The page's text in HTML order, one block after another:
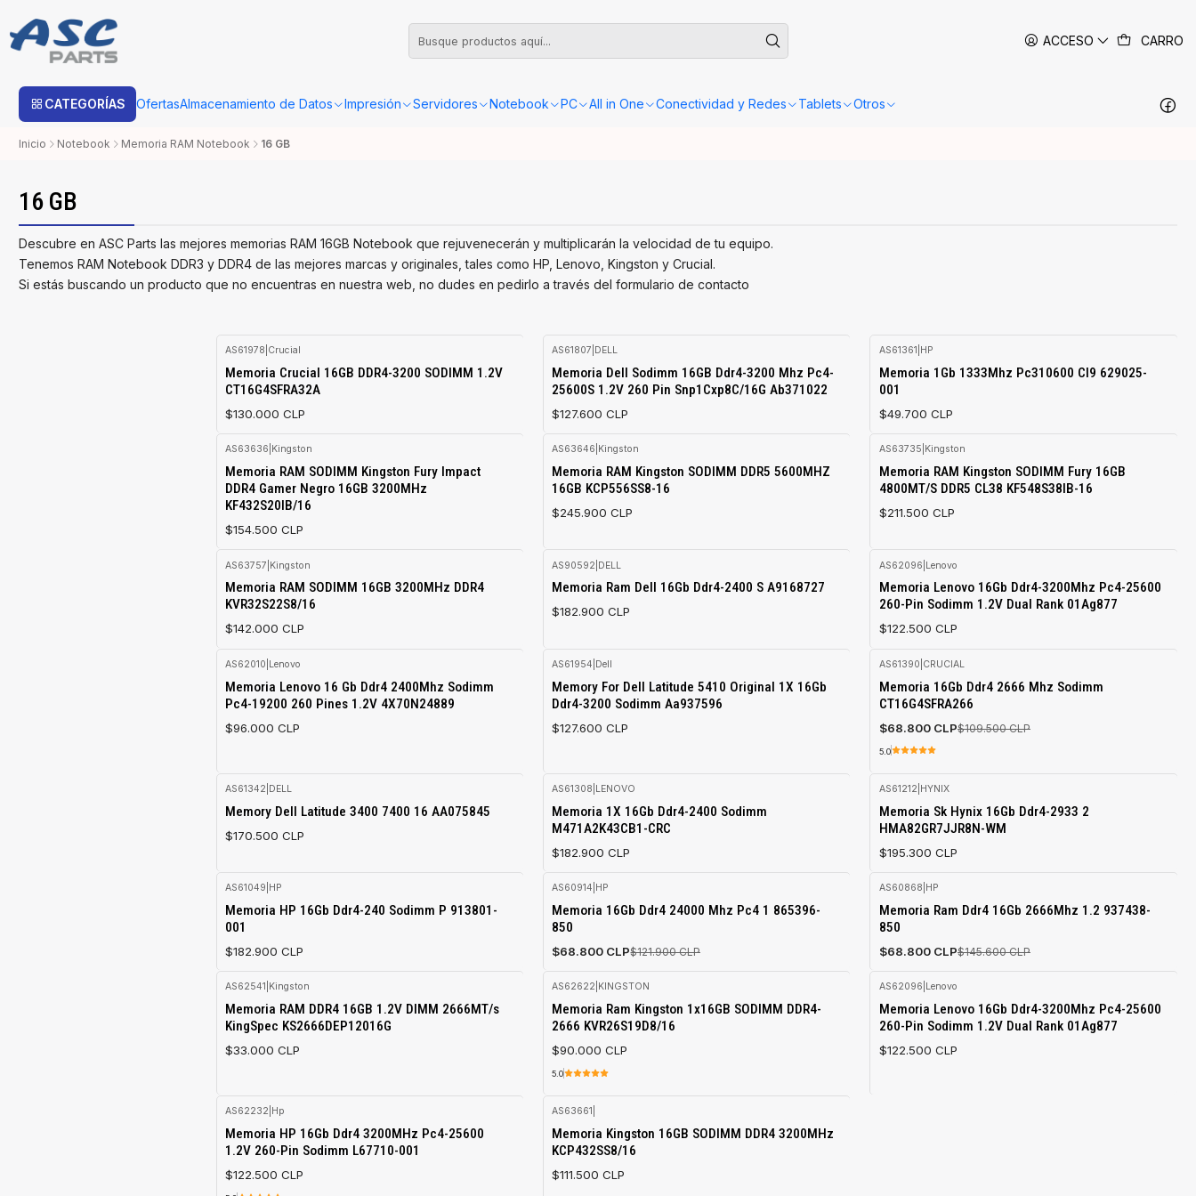
ACCESO CARRO
CATEGORÍAS OfertasAlmacenamiento de Datos Impresión Servidores Notebook PC All in One Conectividad y Redes Tablets Otros
Estimado cliente: Una vez su compra sea procesada con Boleta o Factura, la confirmación de retiro o envío se gestionará dentro de las siguientes 24-48 horas hábiles en Santiago.
Inicio Notebook Memoria RAM Notebook 16 GB
16 GB
Descubre en ASC Parts las mejores memorias RAM 16GB Notebook que rejuvenecerán y multiplicarán la velocidad de tu equipo.
Tenemos RAM Notebook DDR3 y DDR4 de las mejores marcas y originales, tales como HP, Lenovo, Kingston y Crucial.
Si estás buscando un producto que no encuentras en nuestra web, no dudes en pedirlo a través del formulario de contacto
AS61978 Crucial
Memoria Crucial 16GB DDR4-3200 SODIMM 1.2V
CT16G4SFRA32A
$130.000 CLP
AS61807 DELL
Memoria Dell Sodimm 16GB Ddr4-3200 Mhz Pc4-
25600S 1.2V 260 Pin Snp1Cxp8C/16G Ab371022
$127.600 CLP
AS61361 HP
Memoria 1Gb 1333Mhz Pc310600 Cl9 629025-
001
$49.700 CLP
AS63636 Kingston
Memoria RAM SODIMM Kingston Fury Impact
DDR4 Gamer Negro 16GB 3200MHz
KF432S20IB/16
$154.500 CLP
AS63646 Kingston
Memoria RAM Kingston SODIMM DDR5 5600MHZ
16GB KCP556SS8-16
$245.900 CLP
AS63735 Kingston
Memoria RAM Kingston SODIMM Fury 16GB
4800MT/S DDR5 CL38 KF548S38IB-16
$211.500 CLP
AS63757 Kingston
Memoria RAM SODIMM 16GB 3200MHz DDR4
KVR32S22S8/16
$142.000 CLP
AS90592 DELL
Memoria Ram Dell 16Gb Ddr4-2400 S A9168727
$182.900 CLP
AS62096 Lenovo
Memoria Lenovo 16Gb Ddr4-3200Mhz Pc4-25600
260-Pin Sodimm 1.2V Dual Rank 01Ag877
$122.500 CLP
AS62010 Lenovo
Memoria Lenovo 16 Gb Ddr4 2400Mhz Sodimm
Pc4-19200 260 Pines 1.2V 4X70N24889
$96.000 CLP
AS61954 Dell
Memory For Dell Latitude 5410 Original 1X 16Gb
Ddr4-3200 Sodimm Aa937596
$127.600 CLP
-37%
OFF
AS61390 CRUCIAL
Memoria 16Gb Ddr4 2666 Mhz Sodimm
CT16G4SFRA266
$68.800 CLP$109.500 CLP
5.0
AS61342 DELL
Memory Dell Latitude 3400 7400 16 AA075845
$170.500 CLP
AS61308 LENOVO
Memoria 1X 16Gb Ddr4-2400 Sodimm
M471A2K43CB1-CRC
$182.900 CLP
AS61212 HYNIX
Memoria Sk Hynix 16Gb Ddr4-2933 2
HMA82GR7JJR8N-WM
$195.300 CLP
AS61049 HP
Memoria HP 16Gb Ddr4-240 Sodimm P 913801-
001
$182.900 CLP
-44%
OFF
AS60914 HP
Memoria 16Gb Ddr4 24000 Mhz Pc4 1 865396-
850
$68.800 CLP$121.900 CLP
-53%
OFF
AS60868 HP
Memoria Ram Ddr4 16Gb 2666Mhz 1.2 937438-
850
$68.800 CLP$145.600 CLP
AS62541 Kingston
Memoria RAM DDR4 16GB 1.2V DIMM 2666MT/s
KingSpec KS2666DEP12016G
$33.000 CLP
AS62622 KINGSTON
Memoria Ram Kingston 1x16GB SODIMM DDR4-
2666 KVR26S19D8/16
$90.000 CLP
5.0
AS62096 Lenovo
Memoria Lenovo 16Gb Ddr4-3200Mhz Pc4-25600
260-Pin Sodimm 1.2V Dual Rank 01Ag877
$122.500 CLP
AS62232 Hp
Memoria HP 16Gb Ddr4 3200MHz Pc4-25600
1.2V 260-Pin Sodimm L67710-001
$122.500 CLP
AS63661
Memoria Kingston 16GB SODIMM DDR4 3200MHz
KCP432SS8/16
$111.500 CLP